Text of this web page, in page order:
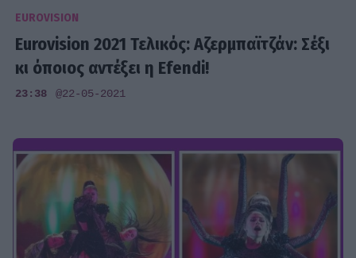
EUROVISION
Eurovision 2021 Τελικός: Αζερμπαϊτζάν: Σέξι
κι όποιος αντέξει η Efendi!
23:38 @22-05-2021